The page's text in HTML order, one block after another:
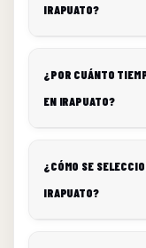
IRAPUATO?
¿POR CUÁNTO
EN IRAPUATO?
¿CÓMO SE
IRAPUATO?